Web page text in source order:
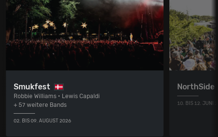
Smukfest
Robbie Williams • Lewis Capaldi
+ 57 weitere Bands
02. BIS 09. AUGUST 2026
NorthSide
10. BIS 12. JUNI